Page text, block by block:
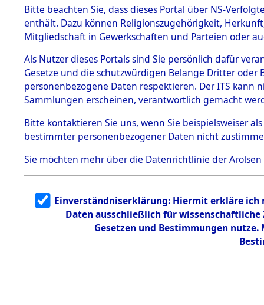
BESTÄNDE
1.
mente
5. Verschiedenes
5.3
Todesmärsche
5.3.1 Alliierte
Erhebungen
zu
Todesmärsch
en
5.3.2
g
5.3.3
Todesmärsch
Bitte beachten Sie, dass dieses Portal über NS-
enthält. Dazu können Religionszugehörigkeit,
Mitgliedschaft in Gewerkschaften und Parteien oder
Als Nutzer dieses Portals sind Sie persönlich dafür
Gesetze und die schutzwürdigen Belange Dritter
personenbezogene Daten respektieren. Der ITS
Sammlungen erscheinen, verantwortlich gemacht
Bitte kontaktieren Sie uns, wenn Sie beispielsweiser
bestimmter personenbezogener Daten nicht
Sie möchten mehr über die Datenrichtlinie der Arolsen
Einverständniserklärung: Hiermit erkläre ich
Daten ausschließlich für
Gesetzen und Bestimmungen